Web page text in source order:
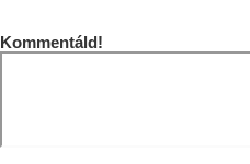
Kommentáld!